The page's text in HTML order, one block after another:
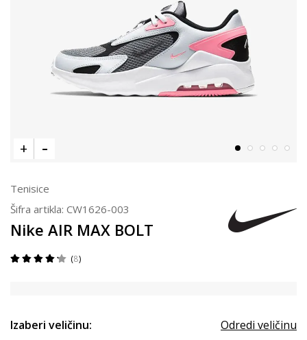
Tenisice
Šifra artikla: CW1626-003
Nike AIR MAX BOLT
8
Izaberi veličinu: Odredi veličinu